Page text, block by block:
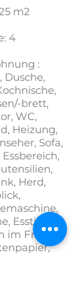
m2
4
:
Dusche,
brett,
WC,
Heizung,
Sofa,
Herd,
Esstisch,
im Freien,